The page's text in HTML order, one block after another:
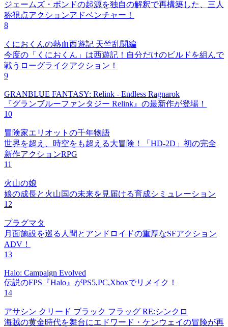
ジェームズ・ボンドの起源を独自の解釈で再構築した、三人
称視点アクションアドベンチャー！
8
くにおくんの熱血西遊記 天竺乱闘編
今度の「くにおくん」は西遊記！自分だけのビルドを組んで
戦うローグライクアクション！
9
GRANBLUE FANTASY: Relink - Endless Ragnarok
『グランブルーファンタジー Relink』の最新作が登場！
10
冒険家エリオットの千年物語
世界を超え、時空をも超える大冒険！「HD-2D」初の完全
新作アクションRPG
11
火山の娘
娘の成長と火山国の未来を見届ける育成シミュレーション
12
プラグマタ
月面施設を巡る人間とアンドロイドの重厚なSFアクション
ADV！
13
Halo: Campaign Evolved
伝説のFPS『Halo』がPS5,PC,Xboxでリメイク！
14
アサシン クリード ブラック フラッグ RE:シンクロ
海賊の黄金時代を舞台にエドワード・ケンウェイの冒険が再